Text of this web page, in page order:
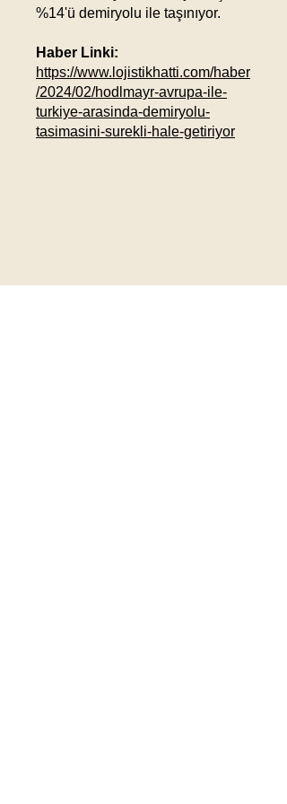
%14'ü demiryolu ile taşınıyor.
Haber Linki:
https://www.lojistikhatti.com/haber
/2024/02/hodlmayr-avrupa-ile-
turkiye-arasinda-demiryolu-
tasimasini-surekli-hale-getiriyor